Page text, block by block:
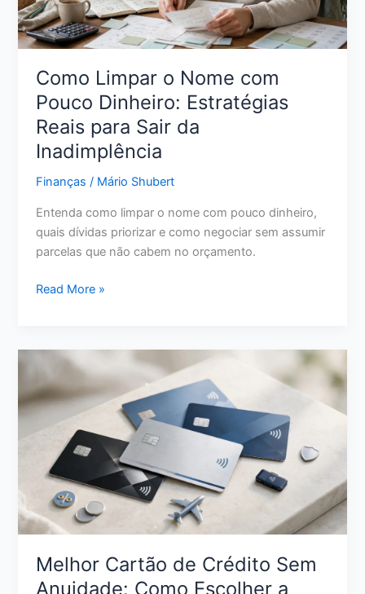
Pontuação
Como Limpar o Nome com
Pouco Dinheiro: Estratégias
Reais para Sair da
Inadimplência
Finanças / Mário Shubert
Entenda como limpar o nome com pouco dinheiro,
quais dívidas priorizar e como negociar sem assumir
parcelas que não cabem no orçamento.
Como
Nome
Pouco
Dinheiro:
Reais
para
Sair
da
Inadimplência
Read More »
Melhor Cartão de Crédito Sem
Anuidade: Como Escolher a